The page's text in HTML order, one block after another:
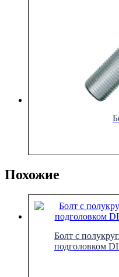
Похожие
Болт с
подголовком